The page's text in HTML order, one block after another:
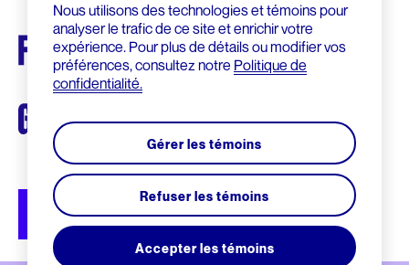
Le prix Jean-Éthier-Blais
EXPOSITIONS
Le métro, véhicule de notre histoire
Nos géants : l’exposition
Nous utilisons des technologies et témoins pour
analyser le trafic de ce site et enrichir votre
expérience. Pour plus de détails ou modifier vos
préférences, consultez notre Politique de
confidentialité.
Gérer les témoins
Refuser les témoins
Accepter les témoins